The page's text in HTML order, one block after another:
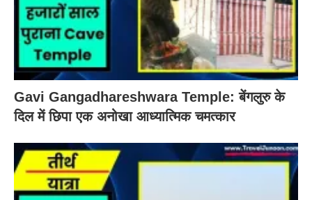
Gavi Gangadhareshwara Temple: बेंगलुरु के
दिल में छिपा एक अनोखा आध्यात्मिक चमत्कार